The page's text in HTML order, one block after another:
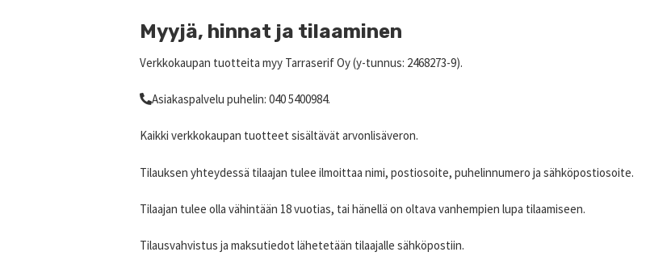
Myyjä, hinnat ja tilaaminen
Verkkokaupan tuotteita myy Tarraserif Oy (y-tunnus: 2468273-9).
Asiakaspalvelu puhelin: 040 5400984.
Kaikki verkkokaupan tuotteet sisältävät arvonlisäveron.
Tilauksen yhteydessä tilaajan tulee ilmoittaa nimi, postiosoite, puhelinnumero ja sähköpostiosoite.
Tilaajan tulee olla vähintään 18 vuotias, tai hänellä on oltava vanhempien lupa tilaamiseen.
Tilausvahvistus ja maksutiedot lähetetään tilaajalle sähköpostiin.